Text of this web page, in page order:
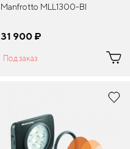
Manfrotto MLL1300-BI
31 900 ¤
Под заказ